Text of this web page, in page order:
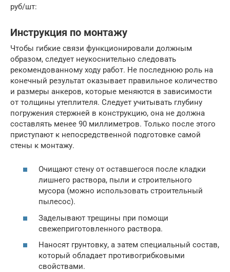
руб/шт:
Инструкция по монтажу
Чтобы гибкие связи функционировали должным
образом, следует неукоснительно следовать
рекомендованному ходу работ. Не последнюю роль на
конечный результат оказывает правильное количество
и размеры анкеров, которые меняются в зависимости
от толщины утеплителя. Следует учитывать глубину
погружения стержней в конструкцию, она не должна
составлять менее 90 миллиметров. Только после этого
приступают к непосредственной подготовке самой
стены к монтажу.
Очищают стену от оставшегося после кладки
лишнего раствора, пыли и строительного
мусора (можно использовать строительный
пылесос).
Заделывают трещины при помощи
свежеприготовленного раствора.
Наносят грунтовку, а затем специальный состав,
который обладает противогрибковыми
свойствами.